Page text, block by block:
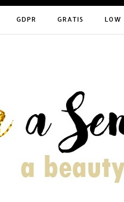
GDPR GRATIS LOW